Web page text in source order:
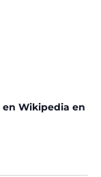
Wikipedia en